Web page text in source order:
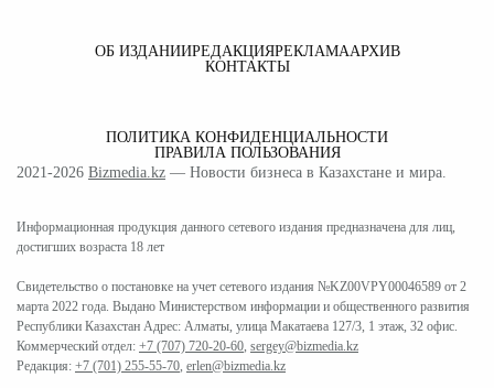
ОБ ИЗДАНИИРЕДАКЦИЯРЕКЛАМААРХИВ
КОНТАКТЫ
ПОЛИТИКА КОНФИДЕНЦИАЛЬНОСТИ
ПРАВИЛА ПОЛЬЗОВАНИЯ
2021-2026 Bizmedia.kz — Новости бизнеса в Казахстане и мира.
Информационная продукция данного сетевого издания предназначена для лиц,
достигших возраста 18 лет
Свидетельство о постановке на учет сетевого издания №KZ00VPY00046589 от 2
марта 2022 года. Выдано Министерством информации и общественного развития
Республики Казахстан Адрес: Алматы, улица Макатаева 127/3, 1 этаж, 32 офис.
Коммерческий отдел: +7 (707) 720-20-60 sergey@bizmedia.kz
Редакция: +7 (701) 255-55-70 erlen@bizmedia.kz